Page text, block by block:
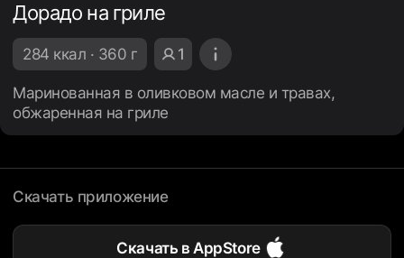
Дорадо на гриле
284 ккал · 360 г 1
Маринованная в оливковом масле и травах,
обжаренная на гриле
Скачать приложение
Скачать в AppStore